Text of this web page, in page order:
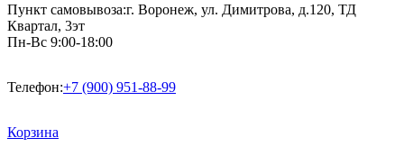
Пункт самовывоза:г. Воронеж, ул. Димитрова, д.120, ТД
Квартал, 3эт
Пн-Вс 9:00-18:00
Телефон:+7 (900) 951-88-99
Корзина